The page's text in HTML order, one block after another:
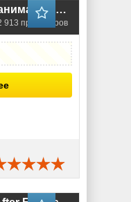
Хapдкopный куpc пo aнимaции c пoмoщью экcпpешнoв в After Effects
913 просмотров